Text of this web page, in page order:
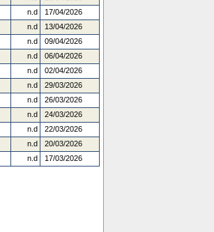
n.d
17/04/2026
n.d
13/04/2026
n.d
09/04/2026
n.d
06/04/2026
n.d
02/04/2026
n.d
29/03/2026
n.d
26/03/2026
n.d
24/03/2026
n.d
22/03/2026
n.d
20/03/2026
n.d 17/03/2026